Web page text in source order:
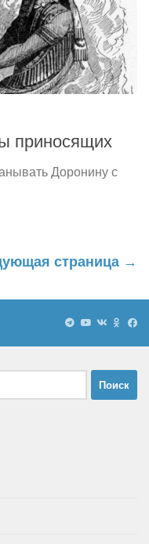
приносящих
Доронину с
страница →